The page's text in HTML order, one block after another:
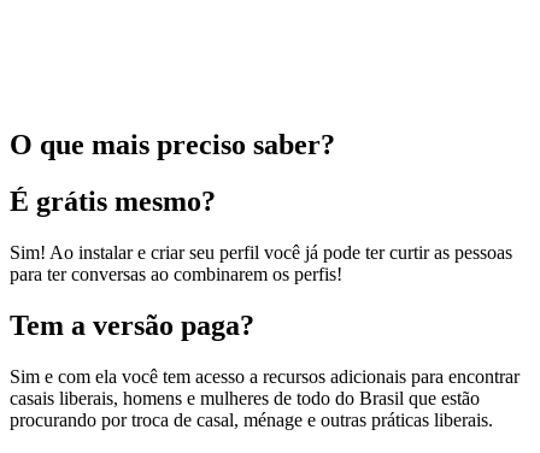
O que mais preciso saber?
É grátis mesmo?
Sim! Ao instalar e criar seu perfil você já pode ter curtir as pessoas
para ter conversas ao combinarem os perfis!
Tem a versão paga?
Sim e com ela você tem acesso a recursos adicionais para encontrar
casais liberais, homens e mulheres de todo do Brasil que estão
procurando por troca de casal, ménage e outras práticas liberais.